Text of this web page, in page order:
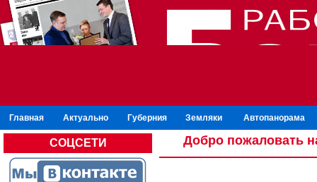
Главная Актуально Губерния Земляки Автопанорама
СОЦСЕТИ Добро пожаловать